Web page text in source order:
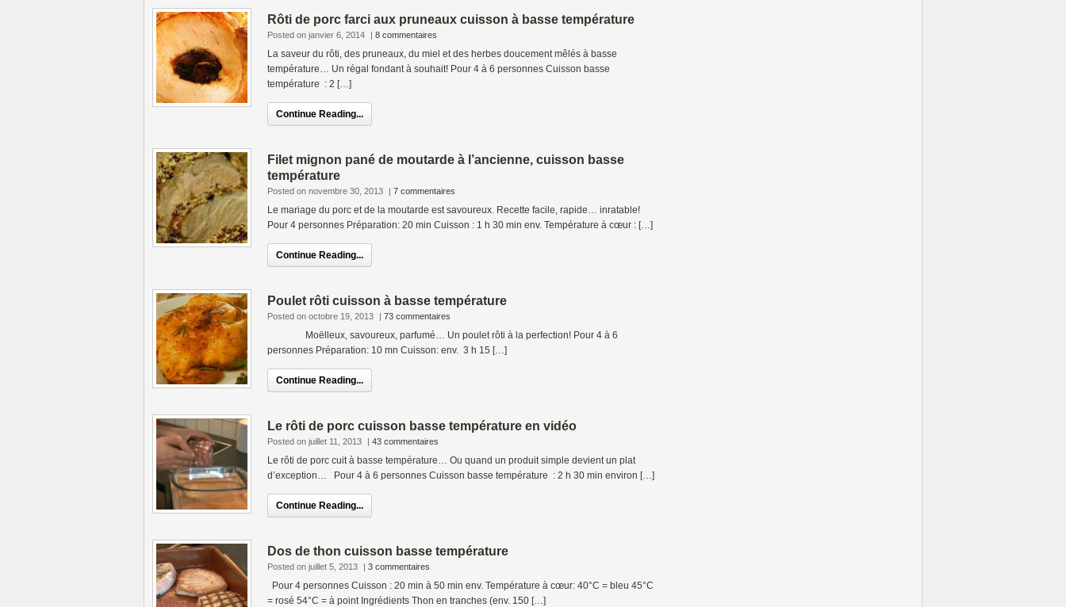
Rôti de porc farci aux pruneaux cuisson à basse température
Posted on janvier 6, 2014 | 8 commentaires
La saveur du rôti, des pruneaux, du miel et des herbes doucement mêlés à basse
température… Un régal fondant à souhait! Pour 4 à 6 personnes Cuisson basse
température : 2 […]
Continue Reading...
Filet mignon pané de moutarde à l’ancienne, cuisson basse
température
Posted on novembre 30, 2013 | 7 commentaires
Le mariage du porc et de la moutarde est savoureux. Recette facile, rapide… inratable!
Pour 4 personnes Préparation: 20 min Cuisson : 1 h 30 min env. Température à cœur : […]
Continue Reading...
Poulet rôti cuisson à basse température
Posted on octobre 19, 2013 | 73 commentaires
Moëlleux, savoureux, parfumé… Un poulet rôti à la perfection! Pour 4 à 6
personnes Préparation: 10 mn Cuisson: env. 3 h 15 […]
Continue Reading...
Le rôti de porc cuisson basse température en vidéo
Posted on juillet 11, 2013 | 43 commentaires
Le rôti de porc cuit à basse température… Ou quand un produit simple devient un plat
d’exception… Pour 4 à 6 personnes Cuisson basse température : 2 h 30 min environ […]
Continue Reading...
Dos de thon cuisson basse température
Posted on juillet 5, 2013 | 3 commentaires
Pour 4 personnes Cuisson : 20 min à 50 min env. Température à cœur: 40°C = bleu 45°C
= rosé 54°C = à point Ingrédients Thon en tranches (env. 150 […]